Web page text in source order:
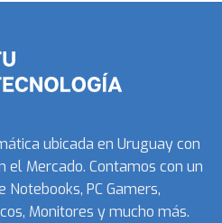
ubicada en Uruguay con
el Mercado. Contamos con un
PC Gamers,
Monitores y mucho más.